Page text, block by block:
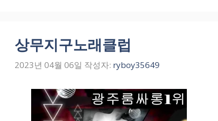
상무지구노래클럽
2023년 04월 06일 작성자: ryboy35649